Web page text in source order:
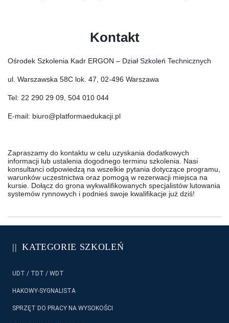
Kontakt
Ośrodek Szkolenia Kadr ERGON – Dział Szkoleń Technicznych
ul. Warszawska 58C lok. 47, 02-496 Warszawa
Tel: 22 290 29 09 504 010 044
E-mail: biuro@platformaedukacji.pl
Zapraszamy do kontaktu w celu uzyskania dodatkowych
informacji lub ustalenia dogodnego terminu szkolenia. Nasi
konsultanci odpowiedzą na wszelkie pytania dotyczące programu,
warunków uczestnictwa oraz pomogą w rezerwacji miejsca na
kursie. Dołącz do grona wykwalifikowanych specjalistów lutowania
systemów rynnowych i podnieś swoje kwalifikacje już dziś!
KATEGORIE SZKOLEŃ
UDT / TDT / WDT
HAKOWY-SYGNALISTA
SPRZĘT DO PRACY NA WYSOKOŚCI